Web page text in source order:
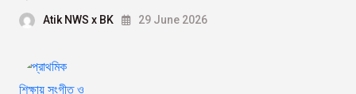
Atik NWS x BK 29 June 2026